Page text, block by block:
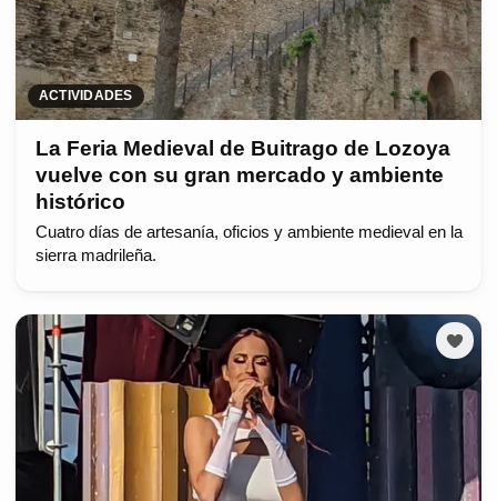
ACTIVIDADES
La Feria Medieval de Buitrago de Lozoya
vuelve con su gran mercado y ambiente
histórico
Cuatro días de artesanía, oficios y ambiente medieval en la
sierra madrileña.